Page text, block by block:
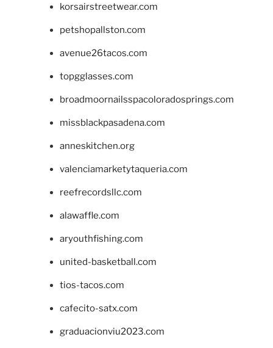
korsairstreetwear.com
petshopallston.com
avenue26tacos.com
topgglasses.com
broadmoornailsspacoloradosprings.com
missblackpasadena.com
anneskitchen.org
valenciamarketytaqueria.com
reefrecordsllc.com
alawaffle.com
aryouthfishing.com
united-basketball.com
tios-tacos.com
cafecito-satx.com
graduacionviu2023.com